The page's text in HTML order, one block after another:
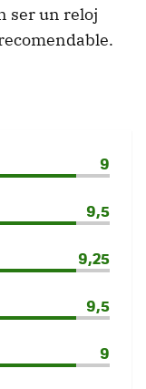
ser un reloj
9
9,5
9,25
9,5
9